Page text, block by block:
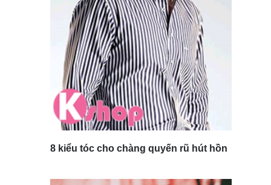
8 kiểu tóc cho chàng quyến rũ hút hồn